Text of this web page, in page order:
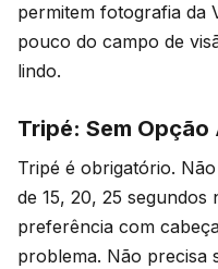
permitem fotografia da
pouco do campo de
lindo.
Tripé: Sem Opção
Tripé é obrigatório.
de 15, 20, 25 segundos
preferência com
problema. Não